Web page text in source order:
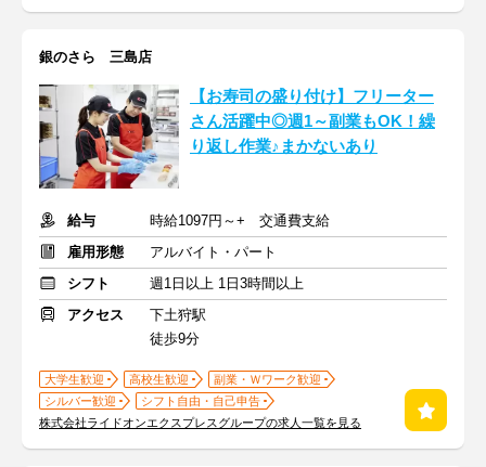
銀のさら 三島店
【お寿司の盛り付け】フリーター
さん活躍中◎週1～副業もOK！繰
り返し作業♪まかないあり
給与
時給1097円～+ 交通費支給
雇用形態
アルバイト・パート
シフト
週1日以上 1日3時間以上
アクセス
下土狩駅
徒歩9分
大学生歓迎 高校生歓迎
副業・Ｗワーク歓迎
シルバー歓迎
シフト自由・自己申告
株式会社ライドオンエクスプレスグループの求人一覧を見る